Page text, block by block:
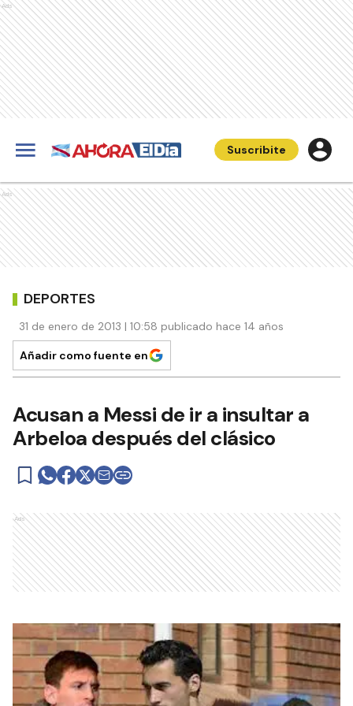
Ads
Suscribite
Ads
DEPORTES
31 de enero de 2013 | 10:58 publicado hace 14 años
Añadir como fuente en
Acusan a Messi de ir a insultar a
Arbeloa después del clásico
Ads